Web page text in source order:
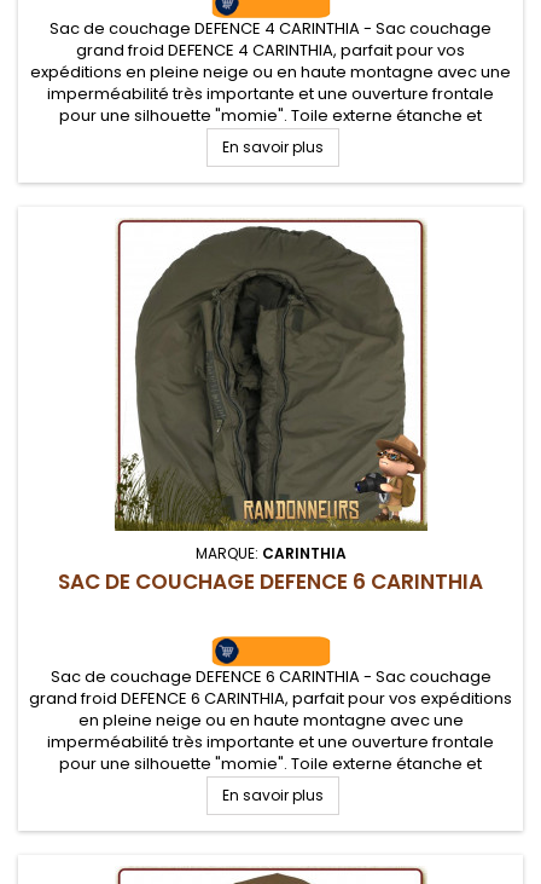
Sac de couchage DEFENCE 4 CARINTHIA - Sac couchage
grand froid DEFENCE 4 CARINTHIA, parfait pour vos
expéditions en pleine neige ou en haute montagne avec une
imperméabilité très importante et une ouverture frontale
pour une silhouette "momie". Toile externe étanche et
déperlante mais respirante pour la neige. Température
confort de -8.8°C
En savoir plus
MARQUE: CARINTHIA
SAC DE COUCHAGE DEFENCE 6 CARINTHIA
Sac de couchage DEFENCE 6 CARINTHIA - Sac couchage
grand froid DEFENCE 6 CARINTHIA, parfait pour vos expéditions
en pleine neige ou en haute montagne avec une
imperméabilité très importante et une ouverture frontale
pour une silhouette "momie". Toile externe étanche et
déperlante mais respirante pour la neige. Température
confort de -12°C
En savoir plus